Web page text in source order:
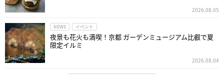
2026.08.05
NEWS イベント
夜景も花火も満喫！京都 ガーデンミュージアム比叡で夏
限定イルミ
2026.08.04